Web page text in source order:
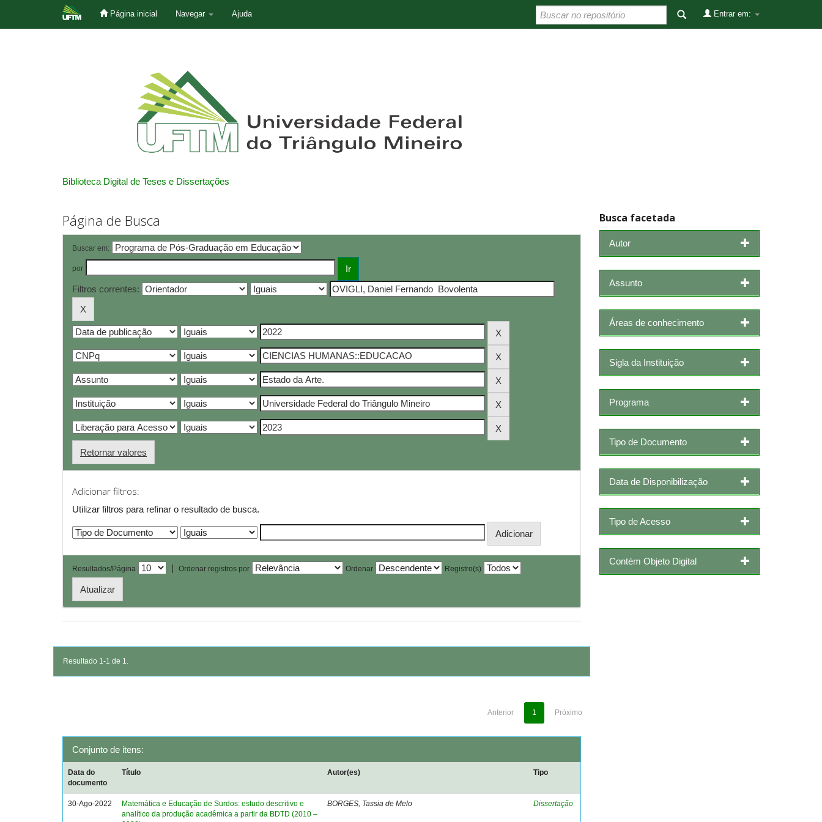
Página inicial Navegar Ajuda Entrar em:
Biblioteca Digital de Teses e Dissertações
Página de Busca
Buscar em:
por
Filtros correntes:
Retornar valores
Adicionar filtros:
Utilizar filtros para refinar o resultado de busca.
Resultados/Página | Ordenar registros por Ordenar Registro(s)
Resultado 1-1 de 1.
Anterior 1 Próximo
Conjunto de itens:
Data do
documento
Título Autor(es) Tipo
30-Ago-2022
Matemática e Educação de Surdos: estudo descritivo e
analítico da produção acadêmica a partir da BDTD (2010 –
BORGES, Tassia de Melo Dissertação
Busca facetada
Autor
Assunto
Áreas de conhecimento
Sigla da Instituição
Programa
Tipo de Documento
Data de Disponibilização
Tipo de Acesso
Contém Objeto Digital